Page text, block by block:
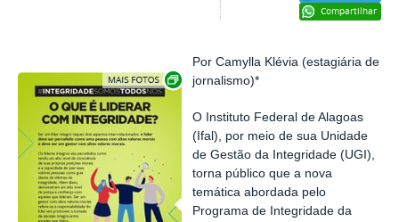
Compartilhar
Exibir carrossel de imagens
Por Camylla Klévia (estagiária de
jornalismo)*
O Instituto Federal de Alagoas
(Ifal), por meio de sua Unidade
de Gestão da Integridade (UGI),
torna público que a nova
temática abordada pelo
Programa de Integridade da